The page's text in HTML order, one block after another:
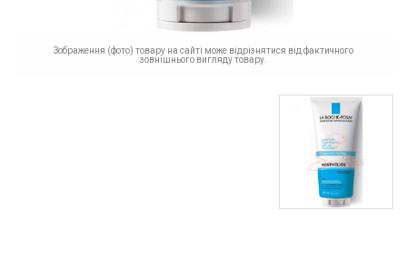
Зображення (фото) товару на сайті може відрізнятися від фактичного
зовнішнього вигляду товару.